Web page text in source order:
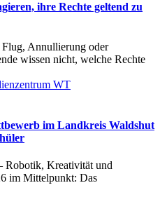
ihre Rechte geltend zu
Flug, Annullierung oder
wissen nicht, welche Rechte
im Landkreis Waldshut
Robotik, Kreativität und
im Mittelpunkt: Das